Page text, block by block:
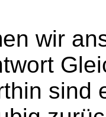
wir
sind